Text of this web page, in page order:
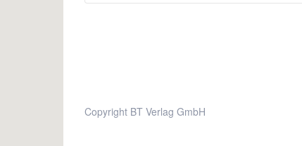
Copyright BT Verlag GmbH